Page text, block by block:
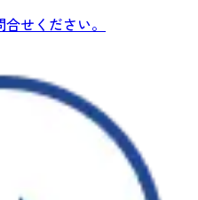
せください。